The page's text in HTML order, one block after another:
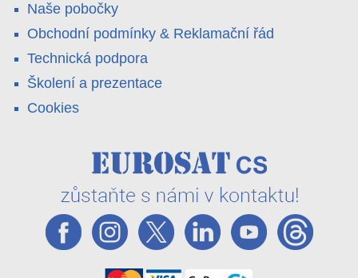
Naše pobočky
Obchodní podmínky & Reklamační řád
Technická podpora
Školení a prezentace
Cookies